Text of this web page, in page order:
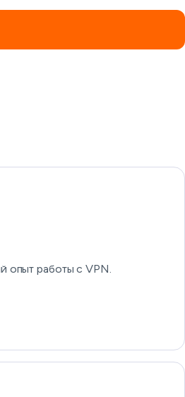
опыт работы с VPN.